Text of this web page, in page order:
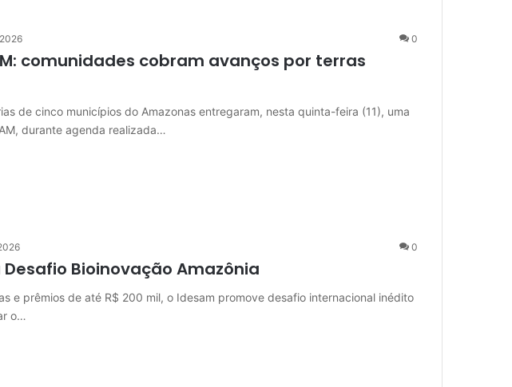
0
comunidades cobram avanços por terras
de cinco municípios do Amazonas entregaram, nesta quinta-feira (11), uma
durante agenda realizada…
0
Bioinovação Amazônia
e prêmios de até R$ 200 mil, o Idesam promove desafio internacional inédito
o…